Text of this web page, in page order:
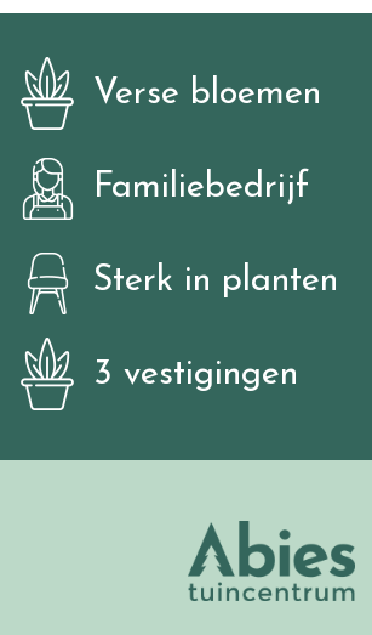
Verse bloemen
Familiebedrijf
Sterk in planten
3 vestigingen